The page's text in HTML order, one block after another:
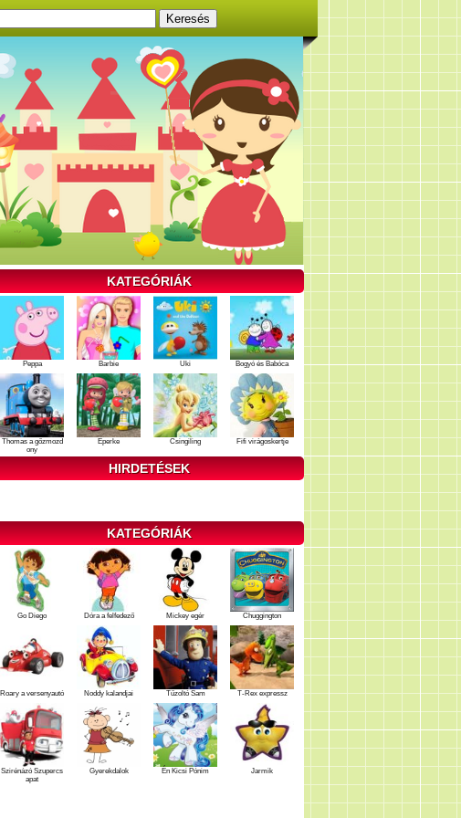
KATEGÓRIÁK
Peppa Barbie Uki Bogyó és Babóca
Thomas a gőzmozd
ony
Eperke Csingiling Fifi virágoskertje
HIRDETÉSEK
KATEGÓRIÁK
Go Diego Dóra a felfedező Mickey egér Chuggington
Roary a versenyautó Noddy kalandjai Tűzoltó Sam T-Rex expressz
Szirénázó Szupercs
apat
Gyerekdalok Én Kicsi Pónim Jarmik